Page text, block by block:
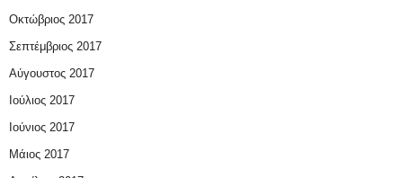
Οκτώβριος 2017
Σεπτέμβριος 2017
Αύγουστος 2017
Ιούλιος 2017
Ιούνιος 2017
Μάιος 2017